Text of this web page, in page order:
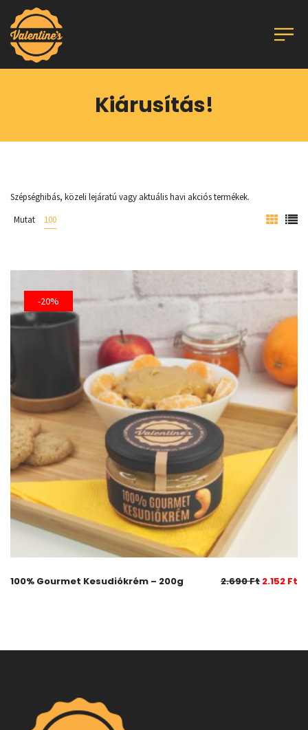
Kiárusítás!
Szépséghibás, közeli lejáratú vagy aktuális havi akciós termékek.
Mutat
100
-20%
100% Gourmet Kesudiókrém – 200g 2.690Ft 2.152 Ft